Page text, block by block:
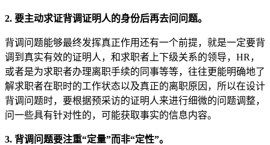
2. 要主动求证背调证明人的身份后再去问问题。
背调问题能够最终发挥真正作用还有一个前提，就是一定要背
调到真实有效的证明人，和求职者上下级关系的领导，HR，
或者是为求职者办理离职手续的同事等等，往往更能明确地了
解求职者在职时的工作状态以及真正的离职原因，所以在设计
背调问题时，要根据预采访的证明人来进行细微的问题调整，
问一些具有针对性的，可能获取事实的信息内容。
3. 背调问题要注重“定量”而非“定性”。